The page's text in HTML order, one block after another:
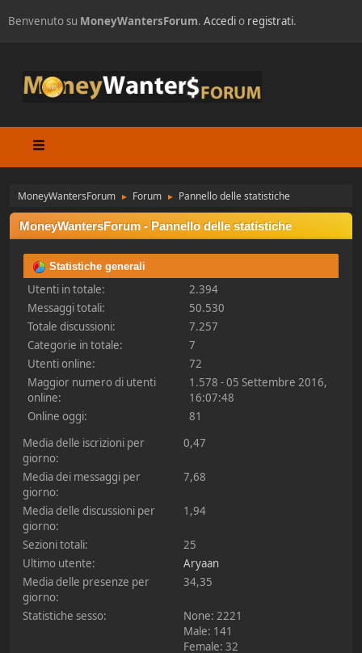
Benvenuto su MoneyWantersForum. Accedio registrati.
MoneyWantersForum ► Forum ► Pannello delle statistiche
MoneyWantersForum - Pannello delle statistiche
Statistiche generali
Utenti in totale:
2.394
Messaggi totali:
50.530
Totale discussioni:
7.257
Categorie in totale:
7
Utenti online:
72
Maggior numero di utenti
online:
1.578 - 05 Settembre 2016,
16:07:48
Online oggi:
81
Media delle iscrizioni per
giorno:
0,47
Media dei messaggi per
giorno:
7,68
Media delle discussioni per
giorno:
1,94
Sezioni totali:
25
Ultimo utente:
Aryaan
Media delle presenze per
giorno:
34,35
Statistiche sesso:
None: 2221
Male: 141
Female: 32